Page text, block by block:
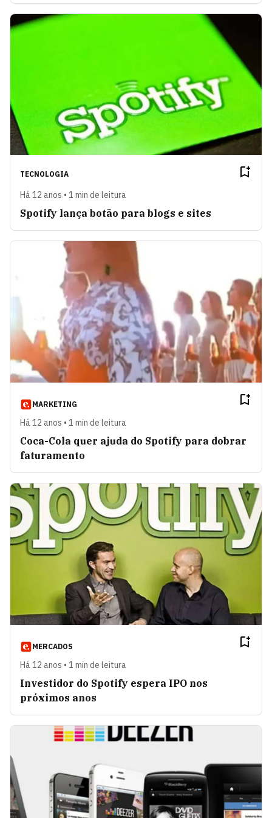
TECNOLOGIA
Há 12 anos • 1 min de leitura
Spotify lança botão para blogs e sites
MARKETING
Há 12 anos • 1 min de leitura
Coca-Cola quer ajuda do Spotify para dobrar
faturamento
MERCADOS
Há 12 anos • 1 min de leitura
Investidor do Spotify espera IPO nos
próximos anos